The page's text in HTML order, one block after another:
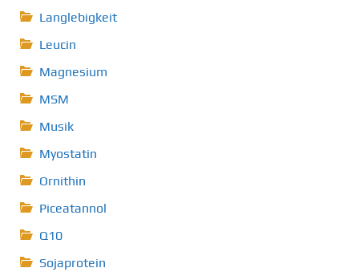
Langlebigkeit
Leucin
Magnesium
MSM
Musik
Myostatin
Ornithin
Piceatannol
Q10
Sojaprotein